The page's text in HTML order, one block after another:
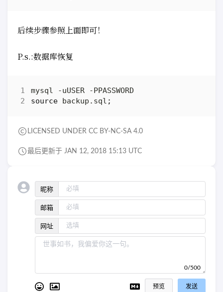
后续步骤参照上面即可！
P.s.:数据库恢复
source backup.sql ;
LICENSED UNDER CC BY-NC-SA 4.0
最后更新于 JAN 12, 2018 15:13 UTC
昵称
邮箱
网址
0/500
预览 发送